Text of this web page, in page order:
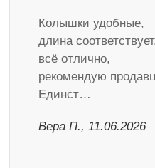
Колышки удобные,
длина
всё отлично,
рекомендую
Единст…
Вера П., 11.06.2026